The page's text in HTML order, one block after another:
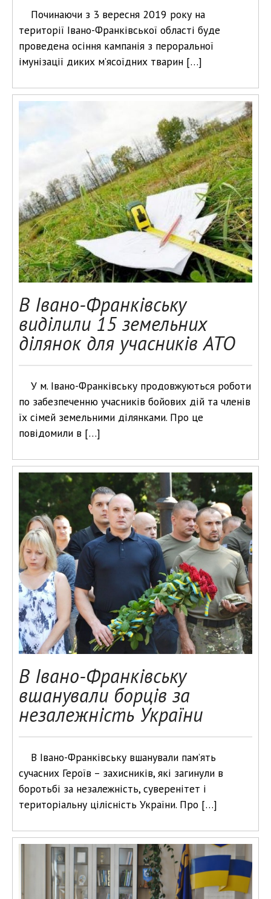
Починаючи з 3 вересня 2019 року на
території Івано-Франківської області буде
проведена осіння кампанія з пероральної
імунізації диких м’ясоїдних тварин […]
В Івано-Франківську
виділили 15 земельних
ділянок для учасників АТО
У м. Івано-Франківську продовжуються роботи
по забезпеченню учасників бойових дій та членів
їх сімей земельними ділянками. Про це
повідомили в […]
В Івано-Франківську
вшанували борців за
незалежність України
В Івано-Франківську вшанували пам’ять
сучасних Героїв – захисників, які загинули в
боротьбі за незалежність, суверенітет і
територіальну цілісність України. Про […]